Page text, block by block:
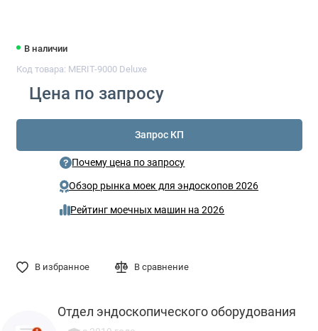
В наличии
Код товара: MERIT-9000 Deluxe
Цена по запросу
Запрос КП
Почему цена по запросу
Обзор рынка моек для эндоскопов 2026
Рейтинг моечных машин на 2026
В избранное В сравнение
Отдел эндоскопического оборудования